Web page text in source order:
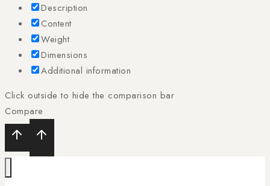
Description
Content
Weight
Dimensions
Additional information
Click outside to hide the comparison bar
Compare